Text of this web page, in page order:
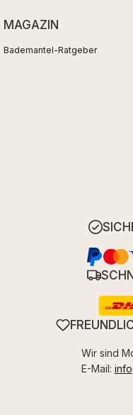
MAGAZIN
Bademantel-Ratgeber
Wir sind
E-Mail: